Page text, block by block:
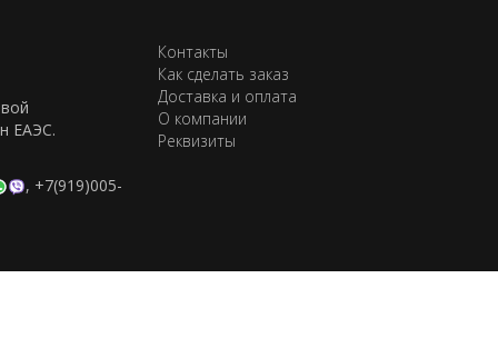
ЕАЭС.
, +7(919)005-
Контакты
Как сделать заказ
Доставка и оплата
О компании
Реквизиты